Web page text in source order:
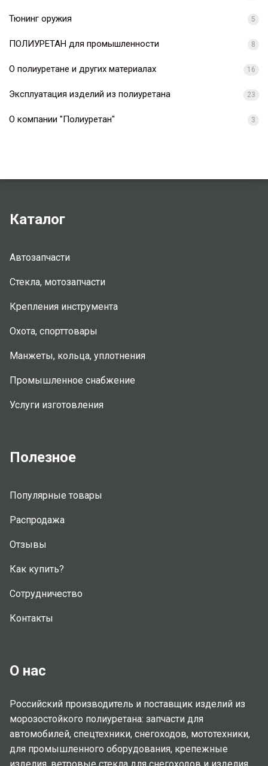
Тюнинг оружия 5
ПОЛИУРЕТАН для промышленности 8
О полиуретане и других материалах 16
Эксплуатация изделий из полиуретана 23
О компании "Полиуретан" 3
Каталог
Автозапчасти
Стекла, мотозапчасти
Крепления инструмента
Охота, спорттовары
Манжеты, кольца, уплотнения
Промышленное снабжение
Услуги изготовления
Полезное
Популярные товары
Распродажа
Отзывы
Как купить?
Сотрудничество
Контакты
О нас
Российский производитель и поставщик изделий из
морозостойкого полиуретана: запчасти для
автомобилей, спецтехники, снегоходов, мототехники,
для промышленного оборудования, крепежные
изделия, ветровые стекла для снегоходов и изделия